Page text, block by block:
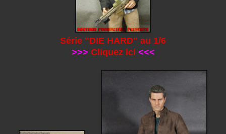
Série "DIE HARD" au 1/6
>>> Cliquez ici <<<